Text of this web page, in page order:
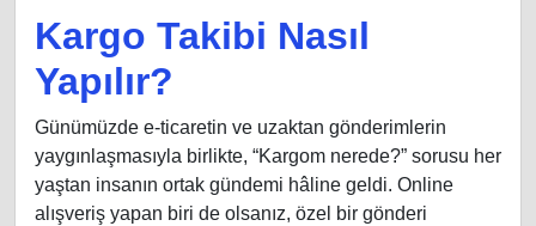
Kargo Takibi Nasıl
Yapılır?
Günümüzde e-ticaretin ve uzaktan gönderimlerin
yaygınlaşmasıyla birlikte, “Kargom nerede?” sorusu her
yaştan insanın ortak gündemi hâline geldi. Online
alışveriş yapan biri de olsanız, özel bir gönderi